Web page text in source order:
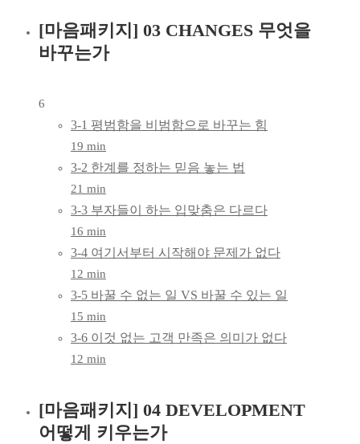
[마음패키지] 03 CHANGES 무엇을
바꾸는가
6
3-1 평범함을 비범함으로 바꾸는 힘
19 min
3-2 한계를 정하는 믿음 놓는 법
21 min
3-3 부자들이 하는 입맞춤은 다르다
16 min
3-4 여기서부터 시작해야 문제가 없다
12 min
3-5 바꿀 수 없는 일 VS 바꿀 수 있는 일
15 min
3-6 이것 없는 고객 만족은 의미가 없다
12 min
[마음패키지] 04 DEVELOPMENT
어떻게 키우는가